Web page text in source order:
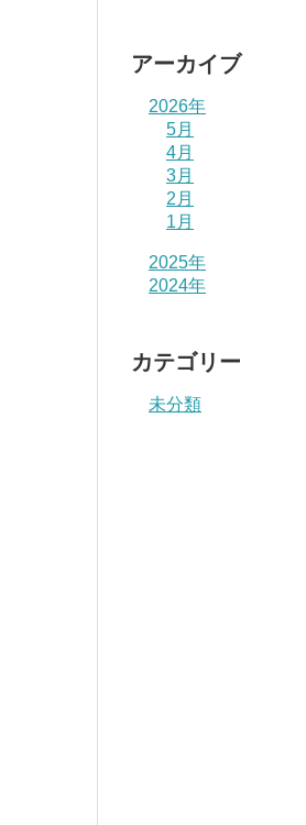
アーカイブ
2026年
5月
4月
3月
2月
1月
2025年
2024年
カテゴリー
未分類